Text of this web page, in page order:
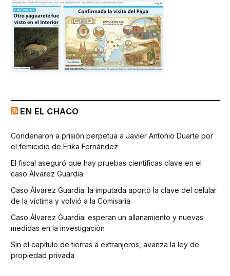
EN EL CHACO
Condenaron a prisión perpetua a Javier Antonio Duarte por
el femicidio de Erika Fernández
El fiscal aseguró que hay pruebas científicas clave en el
caso Álvarez Guardia
Caso Álvarez Guardia: la imputada aportó la clave del celular
de la víctima y volvió a la Comisaría
Caso Álvarez Guardia: esperan un allanamiento y nuevas
medidas en la investigación
Sin el capítulo de tierras a extranjeros, avanza la ley de
propiedad privada